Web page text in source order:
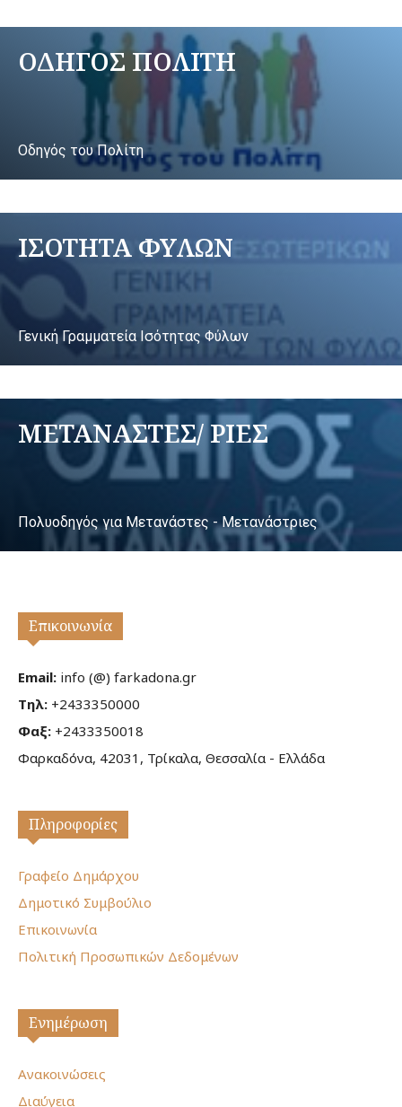
ΟΔΗΓΟΣ ΠΟΛΙΤΗ
Οδηγός του Πολίτη
ΙΣΟΤΗΤΑ ΦΥΛΩΝ
Γενική Γραμματεία Ισότητας Φύλων
ΜΕΤΑΝΑΣΤΕΣ/ ΡΙΕΣ
Πολυοδηγός για Μετανάστες - Μετανάστριες
Επικοινωνία
Email: info (@) farkadona.gr
Τηλ: +2433350000
Φαξ: +2433350018
Φαρκαδόνα, 42031, Τρίκαλα, Θεσσαλία - Ελλάδα
Πληροφορίες
Γραφείο Δημάρχου
Δημοτικό Συμβούλιο
Επικοινωνία
Πολιτική Προσωπικών Δεδομένων
Ενημέρωση
Ανακοινώσεις
Διαύγεια